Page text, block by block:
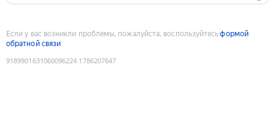
Если у вас возникли проблемы, пожалуйста, воспользуйтесьформой
обратной связи
9189901631060096224:1786207647